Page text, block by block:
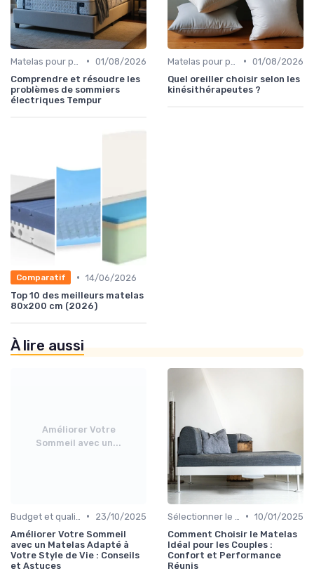
• 01/08/2026
Comprendre et résoudre les
problèmes de sommiers
électriques Tempur
• 01/08/2026
Quel oreiller choisir selon les
kinésithérapeutes ?
Comparatif • 14/06/2026
Top 10 des meilleurs matelas
80x200 cm (2026)
À lire aussi
Améliorer Votre
Sommeil avec un...
•
23/10/2025
Améliorer Votre Sommeil
avec un Matelas Adapté à
Votre Style de Vie : Conseils
et Astuces
• 10/01/2025
Comment Choisir le Matelas
Idéal pour les Couples :
Confort et Performance
Réunis